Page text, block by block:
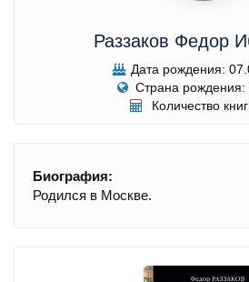
Раззаков Федор
Дата рождения:
Страна рождения:
Количество
Биография:
Родился в Москве.